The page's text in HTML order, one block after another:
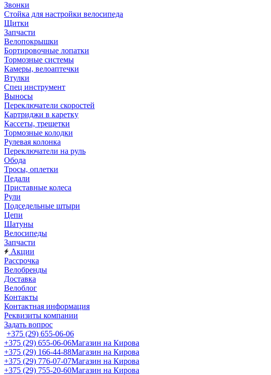
Звонки
Стойка для настройки велосипеда
Щитки
Запчасти
Велопокрышки
Бортировочные лопатки
Тормозные системы
Камеры, велоаптечки
Втулки
Спец инструмент
Выносы
Переключатели скоростей
Картриджи в каретку
Кассеты, трещетки
Тормозные колодки
Рулевая колонка
Переключатели на руль
Обода
Тросы, оплетки
Педали
Приставные колеса
Рули
Подседельные штыри
Цепи
Шатуны
Велосипеды
Запчасти
Акции
Рассрочка
Велобренды
Доставка
Велоблог
Контакты
Контактная информация
Реквизиты компании
Задать вопрос
+375 (29) 655-06-06
+375 (29) 655-06-06Магазин на Кирова
+375 (29) 166-44-88Магазин на Кирова
+375 (29) 776-07-07Магазин на Кирова
+375 (29) 755-20-60Магазин на Кирова